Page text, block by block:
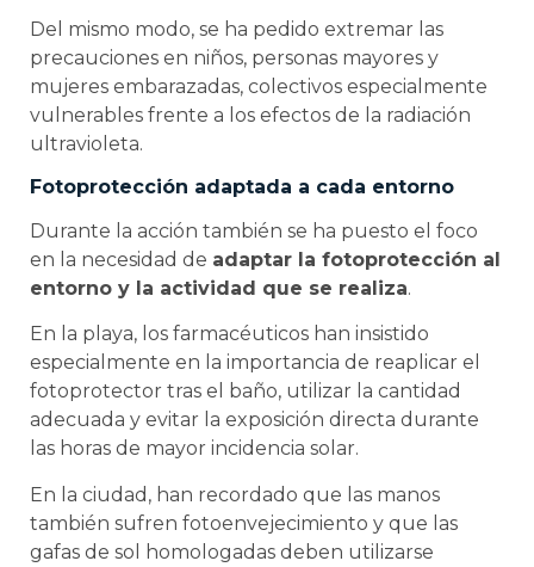
Del mismo modo, se ha pedido extremar las
precauciones en niños, personas mayores y
mujeres embarazadas, colectivos especialmente
vulnerables frente a los efectos de la radiación
ultravioleta.
Fotoprotección adaptada a cada entorno
Durante la acción también se ha puesto el foco
en la necesidad de adaptar la fotoprotección al
entorno y la actividad que se realiza.
En la playa, los farmacéuticos han insistido
especialmente en la importancia de reaplicar el
fotoprotector tras el baño, utilizar la cantidad
adecuada y evitar la exposición directa durante
las horas de mayor incidencia solar.
En la ciudad, han recordado que las manos
también sufren fotoenvejecimiento y que las
gafas de sol homologadas deben utilizarse